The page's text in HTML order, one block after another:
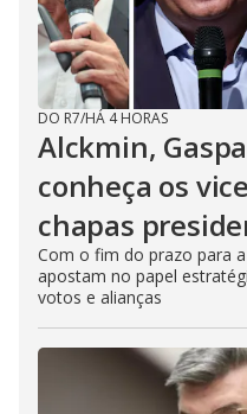
DO R7/HÁ 4 HORAS
Alckmin,
conheça os
chapas
Com o fim do prazo para
apostam no papel
votos e alianças